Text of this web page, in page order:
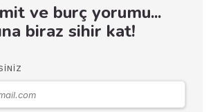
ve burç yorumu...
biraz sihir kat!